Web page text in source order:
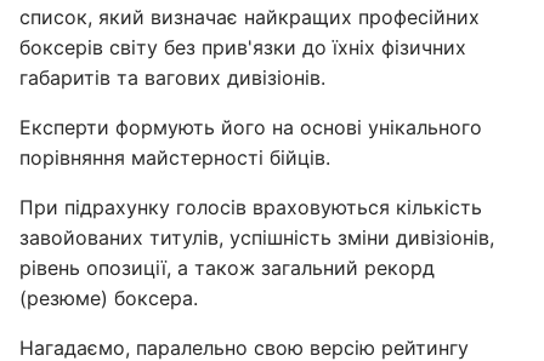
список, який визначає найкращих професійних
боксерів світу без прив'язки до їхніх фізичних
габаритів та вагових дивізіонів.
Експерти формують його на основі унікального
порівняння майстерності бійців.
При підрахунку голосів враховуються кількість
завойованих титулів, успішність зміни дивізіонів,
рівень опозиції, а також загальний рекорд
(резюме) боксера.
Нагадаємо, паралельно свою версію рейтингу